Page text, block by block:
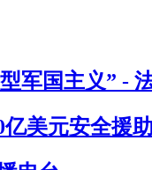
军国主义” -
美元安全援